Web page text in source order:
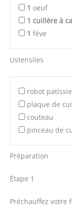
1 oeuf
1 cuillère à
1 fève
Ustensiles
robot
plaque de
couteau
pinceau de
Préparation
Étape 1
Préchauffez votre